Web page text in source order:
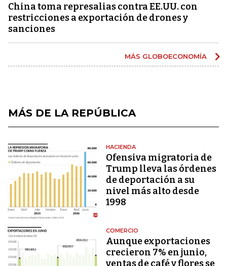
China toma represalias contra EE.UU. con
restricciones a exportación de drones y
sanciones
MÁS GLOBOECONOMÍA
MÁS DE LA REPÚBLICA
HACIENDA
Ofensiva migratoria de
Trump lleva las órdenes
de deportación a su
nivel más alto desde
1998
COMERCIO
Aunque exportaciones
crecieron 7% en junio,
ventas de café y flores se